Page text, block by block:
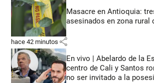
Masacre en Antioquia:
asesinados en zona rural
hace 42 minutos share
En vivo | Abelardo de la
centro de Cali y Santos
no ser invitado a la